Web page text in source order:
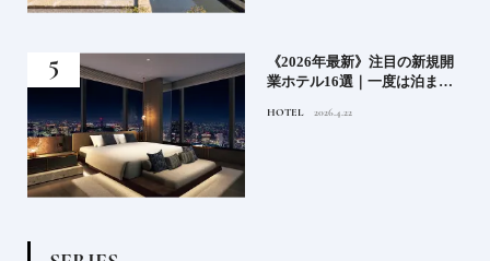
《2026年最新》注目の新規開
業ホテル16選｜一度は泊まり
ホテル
HOTEL 2026.4.22